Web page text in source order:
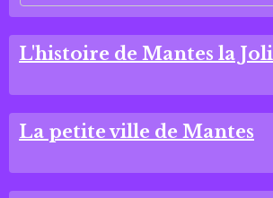
L'histoire de Mantes la
La petite ville de Mantes